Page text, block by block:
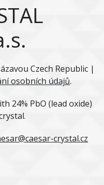
Czech Republic |
osobních údajů.
24% PbO (lead oxide)
crystal.cz